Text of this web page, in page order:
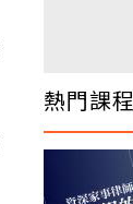
熱門課程